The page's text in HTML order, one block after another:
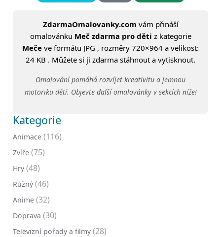
ZdarmaOmalovanky.com vám přináší
omalovánku Meč zdarma pro děti z kategorie
Meče ve formátu JPG , rozměry 720×964 a velikost:
24 KB . Můžete si ji zdarma stáhnout a vytisknout.
Omalování pomáhá rozvíjet kreativitu a jemnou
motoriku dětí. Objevte další omalovánky v sekcích níže!
Kategorie
Animace (116)
Zvíře (75)
Hry (48)
Růžný (46)
Anime (32)
Doprava (30)
Televizní pořady a filmy (28)